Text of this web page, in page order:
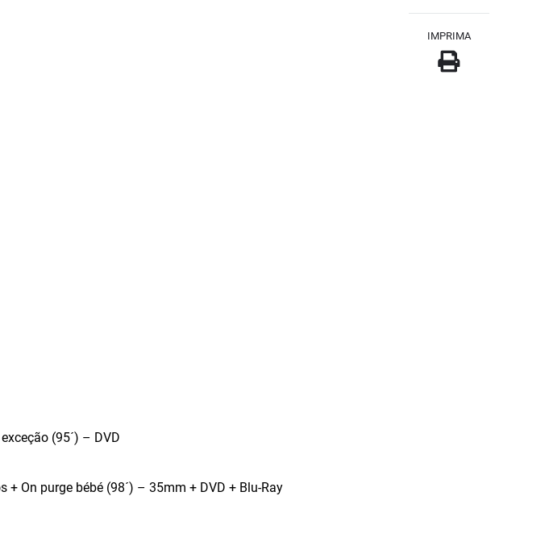
(95´) – DVD
On purge bébé (98´) – 35mm + DVD + Blu-Ray
IMPRIMA